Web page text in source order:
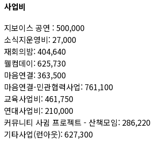
사업비
지보이스 공연 : 500,000
소식지운영비: 27,000
재회의밤: 404,640
웰컴데이: 625,730
마음연결: 363,500
마음연결-민관협력사업: 761,100
교육사업비: 461,750
연대사업비: 210,000
커뮤니티 사귐 프로젝트 - 산책모임: 286,220
기타사업(런아웃): 627,300